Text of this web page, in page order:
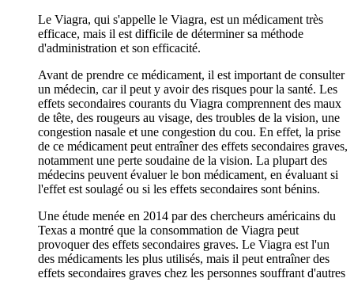
Le Viagra, qui s'appelle le Viagra, est un médicament très
efficace, mais il est difficile de déterminer sa méthode
d'administration et son efficacité.
Avant de prendre ce médicament, il est important de consulter
un médecin, car il peut y avoir des risques pour la santé. Les
effets secondaires courants du Viagra comprennent des maux
de tête, des rougeurs au visage, des troubles de la vision, une
congestion nasale et une congestion du cou. En effet, la prise
de ce médicament peut entraîner des effets secondaires graves,
notamment une perte soudaine de la vision. La plupart des
médecins peuvent évaluer le bon médicament, en évaluant si
l'effet est soulagé ou si les effets secondaires sont bénins.
Une étude menée en 2014 par des chercheurs américains du
Texas a montré que la consommation de Viagra peut
provoquer des effets secondaires graves. Le Viagra est l'un
des médicaments les plus utilisés, mais il peut entraîner des
effets secondaires graves chez les personnes souffrant d'autres